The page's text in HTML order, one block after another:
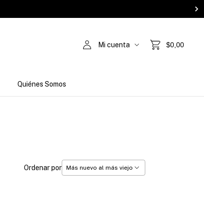
Mi cuenta $0,00
Quiénes Somos
Ordenar por